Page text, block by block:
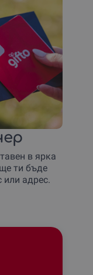
в ярка
ти бъде
или адрес.